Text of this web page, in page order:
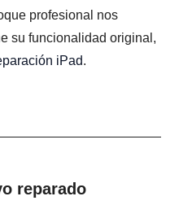
profesional nos
su funcionalidad original,
iPad.
reparado